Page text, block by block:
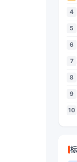
4
5
6
7
8
9
10